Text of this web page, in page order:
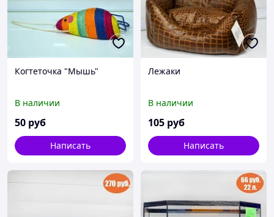
Когтеточка "Мышь"
В наличии
50 руб
Написать
Лежаки
В наличии
105 руб
Написать